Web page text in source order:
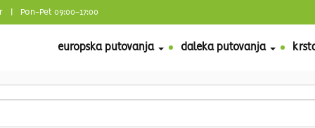
| Pon-Pet 09:00-17:00
europska putovanja daleka putovanja